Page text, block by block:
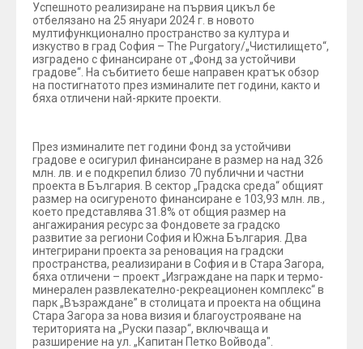
Успешното реализиране на първия цикъл бе
отбелязано на 25 януари 2024 г. в новото
мултифункционално пространство за култура и
изкуство в град София – The Purgatory/„Чистилището“,
изградено с финансиране от „Фонд за устойчиви
градове“. На събитието беше направен кратък обзор
на постигнатото през изминалите пет години, както и
бяха отличени най-ярките проекти.
През изминалите пет години Фонд за устойчиви
градове е осигурил финансиране в размер на над 326
млн. лв. и е подкрепил близо 70 публични и частни
проекта в България. В сектор „Градска среда“ общият
размер на осигуреното финансиране е 103,93 млн. лв.,
което представлява 31.8% от общия размер на
ангажирания ресурс за Фондовете за градско
развитие за региони София и Южна България. Два
интегрирани проекта за реновация на градски
пространства, реализирани в София и в Стара Загора,
бяха отличени – проект „Изграждане на парк и термо-
минерален развлекателно-рекреационен комплекс“ в
парк „Възраждане” в столицата и проекта на община
Стара Загора за нова визия и благоустрояване на
територията на „Руски пазар“, включваща и
разширение на ул. „Капитан Петко Войвода".